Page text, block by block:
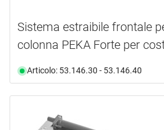
Sistema estraibile frontale
colonna PEKA Forte per
Articolo: 53.146.30 - 53.146.40